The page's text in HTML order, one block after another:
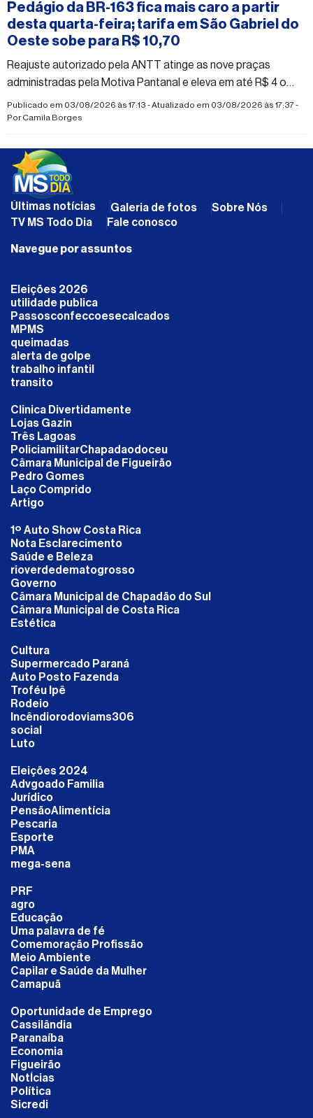
Pedágio da BR-163 fica mais caro a partir
desta quarta-feira; tarifa em São Gabriel do
Oeste sobe para R$ 10,70
Reajuste autorizado pela ANTT atinge as nove praças
administradas pela Motiva Pantanal e eleva em até R$ 4 o
valor cobrado na região norte de Mato Grosso do Sul
Publicado em 03/08/2026 às 17:13 - Atualizado em 03/08/2026 às 17:37 -
PorCamila Borges
Últimas notícias Galeria de fotos
Sobre Nós
TV MS Todo Dia
Fale conosco
Navegue por assuntos
Eleições 2026
utilidade publica
Passosconfeccoesecalcados
MPMS
queimadas
alerta de golpe
trabalho infantil
transito
Clinica Divertidamente
Lojas Gazin
Três Lagoas
PoliciamilitarChapadaodoceu
Câmara Municipal de Figueirão
Pedro Gomes
Laço Comprido
Artigo
1º Auto Show Costa Rica
Nota Esclarecimento
Saúde e Beleza
rioverdedematogrosso
Governo
Câmara Municipal de Chapadão do Sul
Câmara Municipal de Costa Rica
Estética
Cultura
Supermercado Paraná
Auto Posto Fazenda
Troféu Ipê
Rodeio
Incêndiorodoviams306
social
Luto
Eleições 2024
Advgoado Familia
Jurídico
PensãoAlimentícia
Pescaria
Esporte
PMA
mega-sena
PRF
agro
Educação
Uma palavra de fé
Comemoração Profissão
Meio Ambiente
Capilar e Saúde da Mulher
Camapuã
Oportunidade de Emprego
Cassilândia
Paranaíba
Economia
Figueirão
NotÍcias
Política
Sicredi